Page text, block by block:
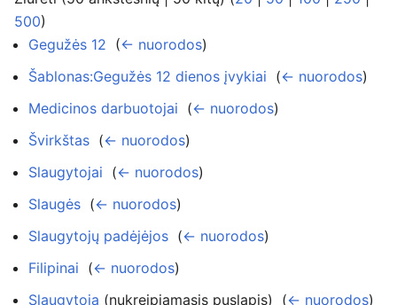
500)
Gegužės 12 (← nuorodos)
Šablonas:Gegužės 12 dienos įvykiai (← nuorodos)
Medicinos darbuotojai (← nuorodos)
Švirkštas (← nuorodos)
Slaugytojai (← nuorodos)
Slaugės (← nuorodos)
Slaugytojų padėjėjos (← nuorodos)
Filipinai (← nuorodos)
Slaugytoja (nukreipiamasis puslapis) ‎ (← nuorodos)